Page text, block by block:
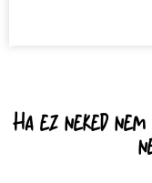
Ha ez neked